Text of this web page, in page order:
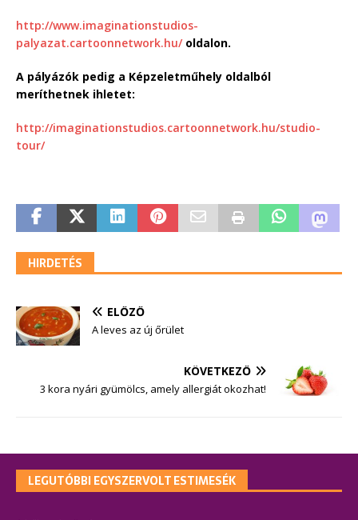
http://www.imaginationstudios-
palyazat.cartoonnetwork.hu/oldalon.
A pályázók pedig a Képzeletműhely oldalból
meríthetnek ihletet:
http://imaginationstudios.cartoonnetwork.hu/studio-
tour/
HIRDETÉS
ELŐZŐ
A leves az új őrület
KÖVETKEZŐ
3 kora nyári gyümölcs, amely allergiát okozhat!
LEGUTÓBBI EGYSZERVOLT ESTIMESÉK